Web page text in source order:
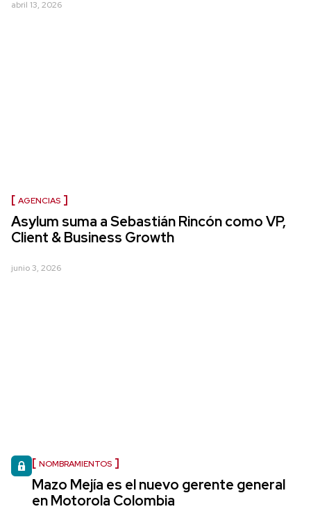
abril 13, 2026
AGENCIAS
Asylum suma a Sebastián Rincón como VP,
Client & Business Growth
junio 3, 2026
NOMBRAMIENTOS
Mazo Mejía es el nuevo gerente general
en Motorola Colombia